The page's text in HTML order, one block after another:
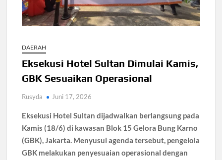
Santri Digital Tangsel Dibentuk Lewat Program AI
Pesantren
Bank Dunia Mulai Persiapan IDA22, Sri Mulyani Jadi Ketua
Independen
Dokter Ungkap Dampak Padel pada Cedera Kaki 2026
Sidang MK Bahas Tanggung Jawab Maskapai Saat Delay
Box Office Hollywood 2026 Tembus 4 Film Rp18 Triliun
DAERAH
Eksekusi Hotel Sultan Dimulai Kamis,
GBK Sesuaikan Operasional
Rusyda Juni 17, 2026
Eksekusi Hotel Sultan dijadwalkan berlangsung pada
Kamis (18/6) di kawasan Blok 15 Gelora Bung Karno
(GBK), Jakarta. Menyusul agenda tersebut, pengelola
GBK melakukan penyesuaian operasional dengan